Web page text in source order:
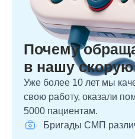
Почему
в нашу
Уже более 10 лет мы
свою работу, оказали
5000 пациентам.
Бригады СМП